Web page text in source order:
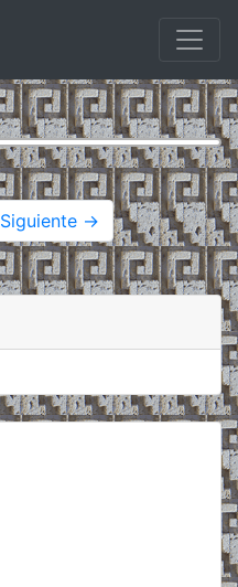
Siguiente →